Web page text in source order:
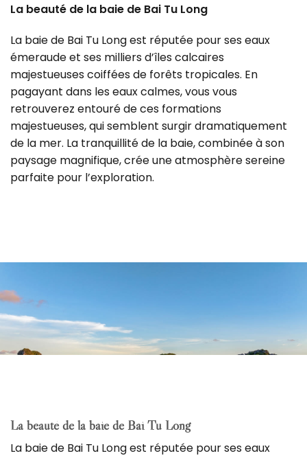
La beauté de la baie de Bai Tu Long
La baie de Bai Tu Long est réputée pour ses eaux
émeraude et ses milliers d’îles calcaires
majestueuses coiffées de forêts tropicales. En
pagayant dans les eaux calmes, vous vous
retrouverez entouré de ces formations
majestueuses, qui semblent surgir dramatiquement
de la mer. La tranquillité de la baie, combinée à son
paysage magnifique, crée une atmosphère sereine
parfaite pour l’exploration.
La beauté de la baie de Bai Tu Long
La baie de Bai Tu Long est réputée pour ses eaux